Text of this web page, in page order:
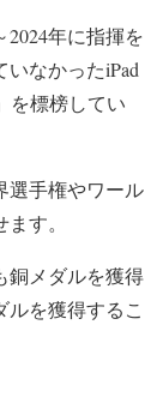
2024年に指揮を
なかったiPad
を標榜してい
選手権やワール
す。
銅メダルを獲得
を獲得するこ